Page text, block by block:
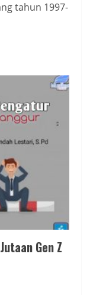
tahun 1997-
Gen Z